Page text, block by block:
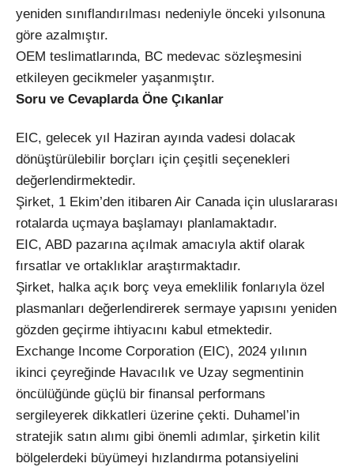
yeniden sınıflandırılması nedeniyle önceki yılsonuna
göre azalmıştır.
OEM teslimatlarında, BC medevac sözleşmesini
etkileyen gecikmeler yaşanmıştır.
Soru ve Cevaplarda Öne Çıkanlar
EIC, gelecek yıl Haziran ayında vadesi dolacak
dönüştürülebilir borçları için çeşitli seçenekleri
değerlendirmektedir.
Şirket, 1 Ekim’den itibaren Air Canada için uluslararası
rotalarda uçmaya başlamayı planlamaktadır.
EIC, ABD pazarına açılmak amacıyla aktif olarak
fırsatlar ve ortaklıklar araştırmaktadır.
Şirket, halka açık borç veya emeklilik fonlarıyla özel
plasmanları değerlendirerek sermaye yapısını yeniden
gözden geçirme ihtiyacını kabul etmektedir.
Exchange Income Corporation (EIC), 2024 yılının
ikinci çeyreğinde Havacılık ve Uzay segmentinin
öncülüğünde güçlü bir finansal performans
sergileyerek dikkatleri üzerine çekti. Duhamel’in
stratejik satın alımı gibi önemli adımlar, şirketin kilit
bölgelerdeki büyümeyi hızlandırma potansiyelini